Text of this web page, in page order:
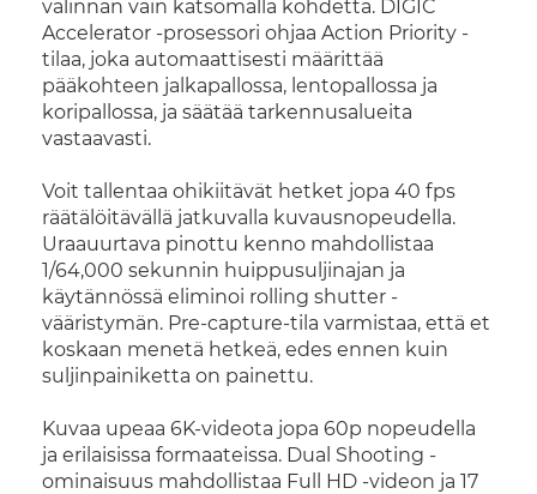
valinnan vain katsomalla kohdetta. DIGIC
Accelerator -prosessori ohjaa Action Priority -
tilaa, joka automaattisesti määrittää
pääkohteen jalkapallossa, lentopallossa ja
koripallossa, ja säätää tarkennusalueita
vastaavasti.
Voit tallentaa ohikiitävät hetket jopa 40 fps
räätälöitävällä jatkuvalla kuvausnopeudella.
Uraauurtava pinottu kenno mahdollistaa
1/64,000 sekunnin huippusuljinajan ja
käytännössä eliminoi rolling shutter -
vääristymän. Pre-capture-tila varmistaa, että et
koskaan menetä hetkeä, edes ennen kuin
suljinpainiketta on painettu.
Kuvaa upeaa 6K-videota jopa 60p nopeudella
ja erilaisissa formaateissa. Dual Shooting -
ominaisuus mahdollistaa Full HD -videon ja 17